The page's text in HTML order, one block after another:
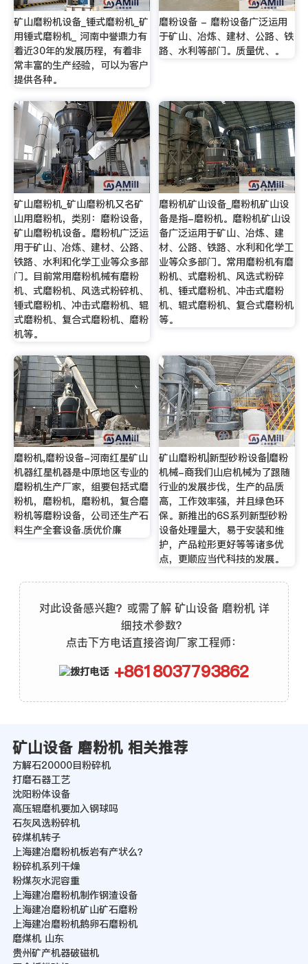
矿山磨粉机设备_锤式磨粉机_矿
用锤式磨粉机_ 河南中誉鼎力有
着近30年的发展历程，有着非
常丰富的生产经验，可以为客户
提供各种。
磨粉设备 - 磨粉设备广泛运用
于矿山、冶炼、建材、公路、铁
路、水利等部门。质量优、。
矿山磨粉机_矿山磨粉机又名矿
山用磨粉机，类别：磨粉设备，
矿山磨粉机设备。磨粉机广泛运
用于矿山、冶炼、建材、公路、
铁路、水利和化学工业等众多部
门。目前常用磨粉机械有磨粉
机、式磨粉机、风选式粉碎机、
锤式磨粉机、冲击式磨粉机、辊
式磨粉机、复合式磨粉机、磨粉
机等。
磨粉机矿山设备_磨粉机矿山设
备是指-磨粉机。磨粉机矿山设
备广泛运用于矿山、冶炼、建
材、公路、铁路、水利和化学工
业等众多部门。常用磨粉机有磨
粉机、式磨粉机、风选式粉碎
机、锤式磨粉机、冲击式磨粉
机、辊式磨粉机、复合式磨粉机
等。
磨粉机,磨粉设备-河南红星矿山
机器红星机器是中原地区专业的
磨粉机生产厂家，组要包括式磨
粉机，磨粉机，磨粉机，复合磨
粉机等磨粉设备，公司还生产石
料生产全套设备.质优价廉
矿山磨粉机|新型砂粉设备|磨粉
机械-商我们山启机械为了跟随
行业的发展步伐，生产的品质
高，工作效率强，并且绿色环
保。新推出的6S系列新型砂粉
设备处理量大，易于安装和维
护，产品粒形更好等等诸多优
点，更顺应当代科技的发展。
对此设备感兴趣？或需了解 矿山设备 磨粉机 详
细技术参数？
点击下方电话直接咨询厂家工程师：
+8618037793862
矿山设备 磨粉机 相关推荐
方解石20000目粉碎机
打磨石器工艺
沈阳粉体设备
高压辊磨机要加入钢球吗
石灰风选粉碎机
碎煤机转子
上海建冶磨粉机板岩有产状么？
粉碎机系列干燥
粉煤灰水泥容重
上海建冶磨粉机制作钢渣设备
上海建冶磨粉机矿山矿石磨粉
上海建冶磨粉机鹅卵石磨粉机
磨煤机 山东
贵州矿产机器破磁机